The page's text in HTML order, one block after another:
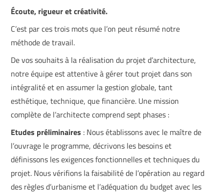
Écoute, rigueur et créativité.
C’est par ces trois mots que l’on peut résumé notre
méthode de travail.
De vos souhaits à la réalisation du projet d’architecture,
notre équipe est attentive à gérer tout projet dans son
intégralité et en assumer la gestion globale, tant
esthétique, technique, que financière. Une mission
complète de l’architecte comprend sept phases :
Etudes préliminaires :​ Nous établissons avec le maître de
l’ouvrage le programme, décrivons les besoins et
définissons les exigences fonctionnelles et techniques du
projet. Nous vérifions la faisabilité de l’opération au regard
des règles d’urbanisme et l’adéquation du budget avec les